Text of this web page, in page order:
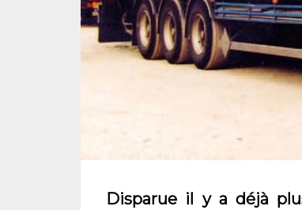
Disparue il y a déjà